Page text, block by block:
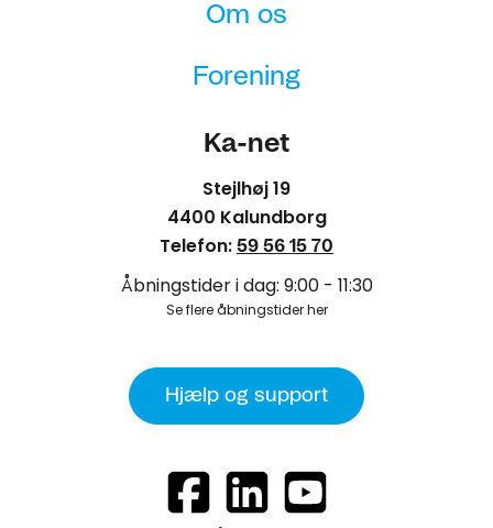
Om os
Forening
Ka-net
Stejlhøj 19
4400 Kalundborg
Telefon: 59 56 15 70
Åbningstider i dag: 9:00 - 11:30
Se flere åbningstider her
Hjælp og support